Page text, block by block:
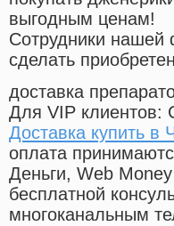
выгодным ценам!
Cотрудники
сделать
доставка
Для VIP клиентов:
Доставка купить в
оплата
Деньги, Web
бесплатной
многоканальным